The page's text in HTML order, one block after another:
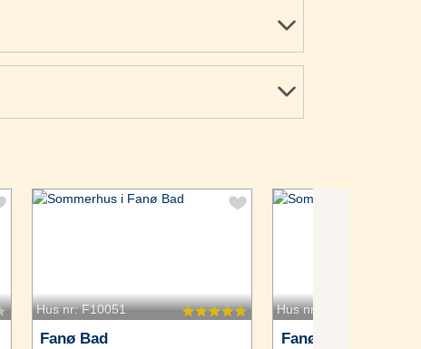
Hus nr: F10051
Fanø Bad
Hus nr: F10116
Fanø Bad